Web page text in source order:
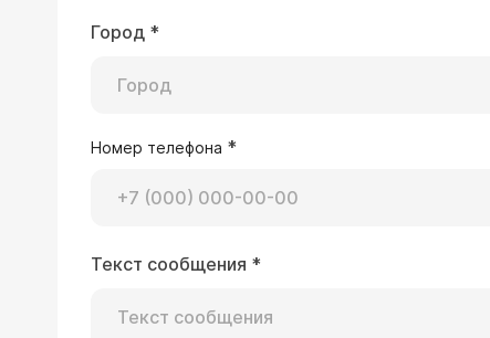
Город *
Номер телефона *
Текст сообщения *